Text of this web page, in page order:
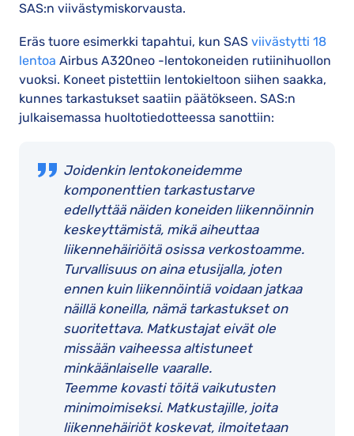
SAS:n viivästymiskorvausta.
Eräs tuore esimerkki tapahtui, kun SAS viivästytti 18
lentoa Airbus A320neo -lentokoneiden rutiinihuollon
vuoksi. Koneet pistettiin lentokieltoon siihen saakka,
kunnes tarkastukset saatiin päätökseen. SAS:n
julkaisemassa huoltotiedotteessa sanottiin:
Joidenkin lentokoneidemme
komponenttien tarkastustarve
edellyttää näiden koneiden liikennöinnin
keskeyttämistä, mikä aiheuttaa
liikennehäiriöitä osissa verkostoamme.
Turvallisuus on aina etusijalla, joten
ennen kuin liikennöintiä voidaan jatkaa
näillä koneilla, nämä tarkastukset on
suoritettava. Matkustajat eivät ole
missään vaiheessa altistuneet
minkäänlaiselle vaaralle.
Teemme kovasti töitä vaikutusten
minimoimiseksi. Matkustajille, joita
liikennehäiriöt koskevat, ilmoitetaan